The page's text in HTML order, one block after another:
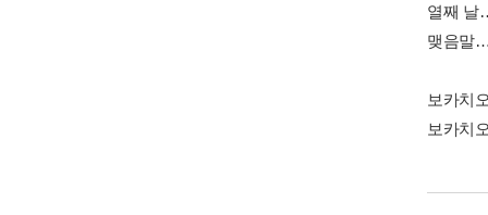
열째 날
맺음말
보카치
보카치